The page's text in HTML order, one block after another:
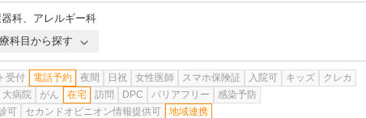
科、 アレルギー科
科目から探す
受付 電話予約 夜間 日祝 女性医師 スマホ保険証 入院可 キッズ
クレカ
大病院 がん 在宅 訪問 DPC バリアフリー
感染予防
可
セカンドオピニオン情報提供可 地域連携